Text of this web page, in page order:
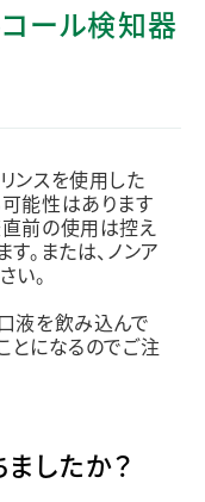
コール検知器
ンスを使用した
能性はあります
前の使用は控え
。または、ノンア
い。
液を飲み込んで
とになるのでご注
したか？